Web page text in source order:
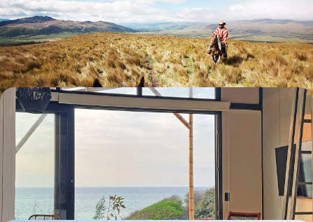
De villes coloniales en plateaux andins et jusqu'aux îles volcaniques : un
grand voyage pour saisir toute la diversité équatorienne
18 jours, de 6500 à 9000 €
Adresses d'initiés et nature en majesté - L'Equateur
confidentiel
Des contreforts des Andes aux plages du Pacifique, opter pour un
itinéraire loin des foules : un Equateur privilégié
13 jours, de 6600 à 9100 €